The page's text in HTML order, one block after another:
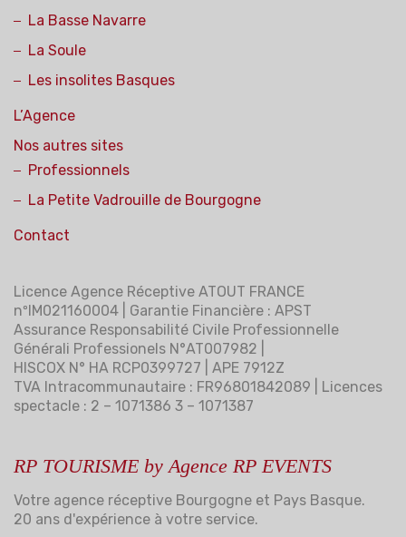
La Basse Navarre
La Soule
Les insolites Basques
L’Agence
Nos autres sites
Professionnels
La Petite Vadrouille de Bourgogne
Contact
Licence Agence Réceptive ATOUT FRANCE
nºIM021160004 | Garantie Financière : APST
Assurance Responsabilité Civile Professionnelle
Générali Professionels N°AT007982 |
HISCOX N° HA RCP0399727 | APE 7912Z
TVA Intracommunautaire : FR96801842089 | Licences
spectacle : 2 – 1071386 3 – 1071387
RP TOURISME by Agence RP EVENTS
Votre agence réceptive Bourgogne et Pays Basque.
20 ans d'expérience à votre service.